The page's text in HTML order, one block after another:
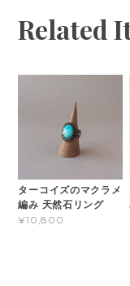
Related
ターコイズのマクラメ
編み 天然石リング
¥10,800